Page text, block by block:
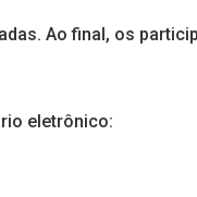
Ao final, os
eletrônico: